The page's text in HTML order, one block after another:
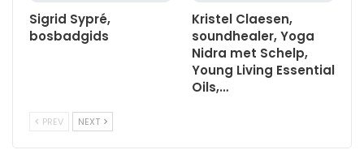
Sigrid Sypré,
bosbadgids
Kristel Claesen,
soundhealer, Yoga
Nidra met Schelp,
Young Living Essential
Oils,…
PREV NEXT